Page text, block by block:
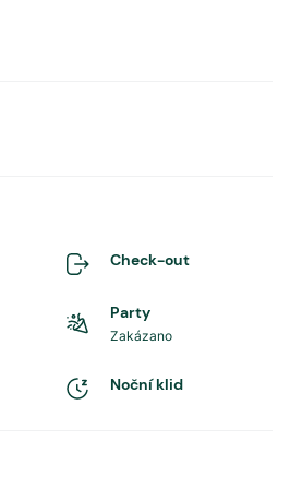
Check-out
Party
Zakázano
Noční klid